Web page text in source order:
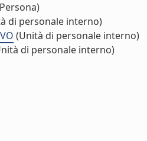
di personale interno)
(Unità di personale interno)
di personale interno)